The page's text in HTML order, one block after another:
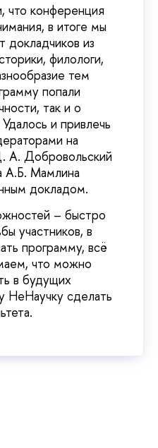
конференция
в итоге мы
докладчиков из
филологи,
тем
попали
так и о
и привлечь
на
А. Добровольский
А.Б. Мамлина
докладом.
– быстро
участников, в
программу, всё
что можно
в будущих
НеНаучку сделать